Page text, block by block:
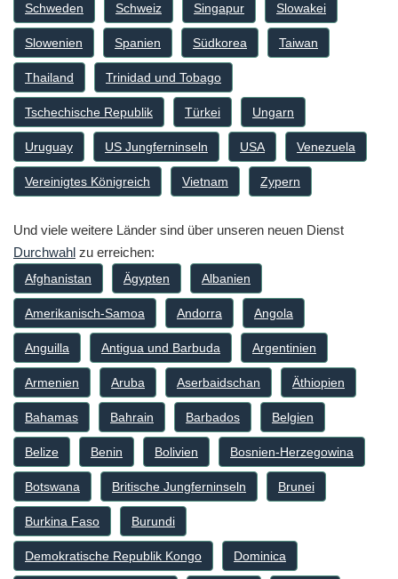
Schweden Schweiz Singapur Slowakei
Slowenien Spanien Südkorea Taiwan
Thailand Trinidad und Tobago
Tschechische Republik Türkei Ungarn
Uruguay US Jungferninseln USA Venezuela
Vereinigtes Königreich Vietnam Zypern
Und viele weitere Länder sind über unseren neuen Dienst
Durchwahl zu erreichen:
Afghanistan Ägypten Albanien
Amerikanisch-Samoa Andorra Angola
Anguilla Antigua und Barbuda Argentinien
Armenien Aruba Aserbaidschan Äthiopien
Bahamas Bahrain Barbados Belgien
Belize Benin Bolivien Bosnien-Herzegowina
Botswana Britische Jungferninseln Brunei
Burkina Faso Burundi
Demokratische Republik Kongo Dominica